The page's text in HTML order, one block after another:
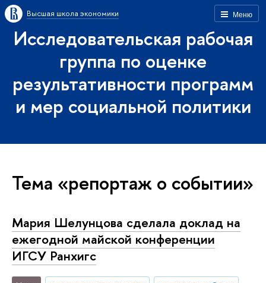
Меню
Высшая школа экономики
Исследовательская рабочая
группа по оценке
результативности программ
и мер социальной политики
Тема «репортаж о событии»
Мария Шелунцова сделала доклад на
ежегодной майской конференции
ИГСУ Ранхигс